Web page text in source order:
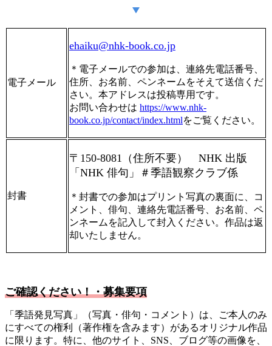
電子メール
ehaiku@nhk-book.co.jp
＊電子メールでの参加は、連絡先電話番号、
住所、お名前、ペンネームをそえて送信くだ
さい。本アドレスは投稿専用です。
お問い合わせは https://www.nhk-
book.co.jp/contact/index.htmlをご覧ください。
封書
〒150-8081（住所不要） NHK 出版
「NHK 俳句」＃季語観察クラブ係
＊封書での参加はプリント写真の裏面に、コ
メント、俳句、連絡先電話番号、お名前、ペ
ンネームを記入して封入ください。作品は返
却いたしません。
ご確認ください！・募集要項
「季語発見写真」（写真・俳句・コメント）は、ご本人のみ
にすべての権利（著作権を含みます）があるオリジナル作品
に限ります。特に、他のサイト、SNS、ブログ等の画像を、